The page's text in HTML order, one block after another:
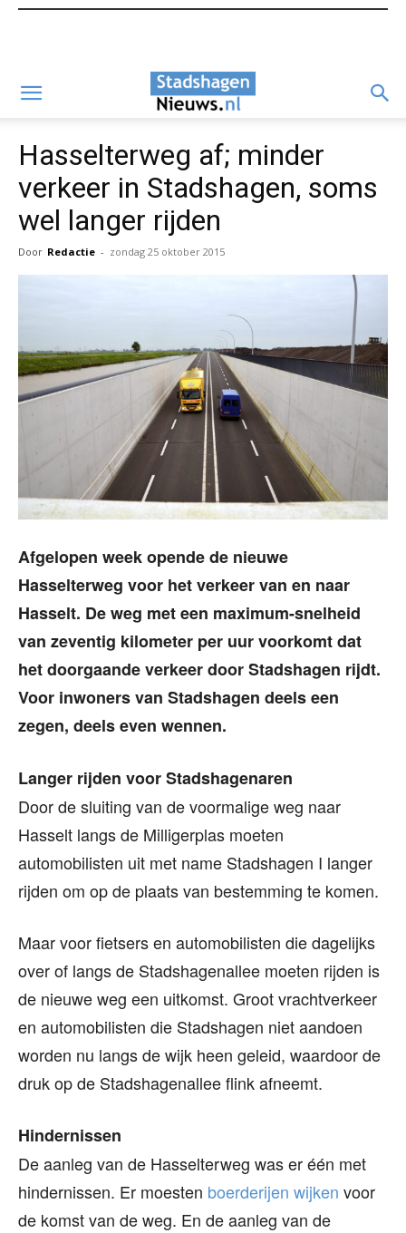
Hasselterweg af; minder
verkeer in Stadshagen, soms
wel langer rijden
Door Redactie - zondag 25 oktober 2015
Afgelopen week opende de nieuwe
Hasselterweg voor het verkeer van en naar
Hasselt. De weg met een maximum-snelheid
van zeventig kilometer per uur voorkomt dat
het doorgaande verkeer door Stadshagen rijdt.
Voor inwoners van Stadshagen deels een
zegen, deels even wennen.
Langer rijden voor Stadshagenaren
Door de sluiting van de voormalige weg naar
Hasselt langs de Milligerplas moeten
automobilisten uit met name Stadshagen I langer
rijden om op de plaats van bestemming te komen.
Maar voor fietsers en automobilisten die dagelijks
over of langs de Stadshagenallee moeten rijden is
de nieuwe weg een uitkomst. Groot vrachtverkeer
en automobilisten die Stadshagen niet aandoen
worden nu langs de wijk heen geleid, waardoor de
druk op de Stadshagenallee flink afneemt.
Hindernissen
De aanleg van de Hasselterweg was er één met
hindernissen. Er moesten boerderijen wijken voor
de komst van de weg. En de aanleg van de